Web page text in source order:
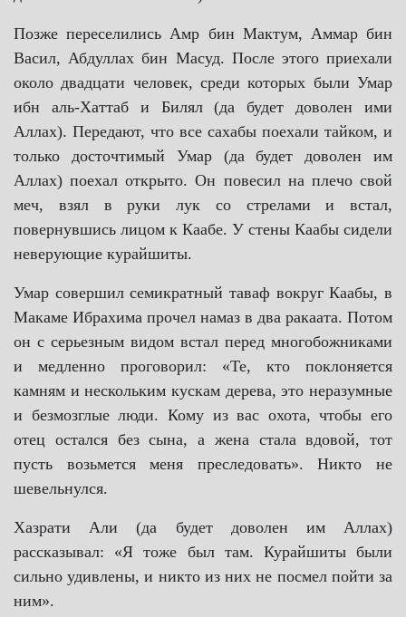
Позже переселились Амр бин Мактум, Аммар бин
Васил, Абдуллах бин Масуд. После этого приехали
около двадцати человек, среди которых были Умар
ибн аль-Хаттаб и Билял (да будет доволен ими
Аллах). Передают, что все сахабы поехали тайком, и
только досточтимый Умар (да будет доволен им
Аллах) поехал открыто. Он повесил на плечо свой
меч, взял в руки лук со стрелами и встал,
повернувшись лицом к Каабе. У стены Каабы сидели
неверующие курайшиты.
Умар совершил семикратный таваф вокруг Каабы, в
Макаме Ибрахима прочел намаз в два ракаата. Потом
он с серьезным видом встал перед многобожниками
и медленно проговорил: «Те, кто поклоняется
камням и нескольким кускам дерева, это неразумные
и безмозглые люди. Кому из вас охота, чтобы его
отец остался без сына, а жена стала вдовой, тот
пусть возьмется меня преследовать». Никто не
шевельнулся.
Хазрати Али (да будет доволен им Аллах)
рассказывал: «Я тоже был там. Курайшиты были
сильно удивлены, и никто из них не посмел пойти за
ним».